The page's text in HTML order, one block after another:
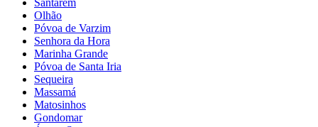
Santarém
Olhão
Póvoa de Varzim
Senhora da Hora
Marinha Grande
Póvoa de Santa Iria
Sequeira
Massamá
Matosinhos
Gondomar